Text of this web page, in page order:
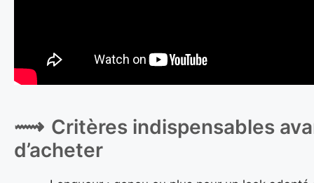
Critères indispensables
d’acheter